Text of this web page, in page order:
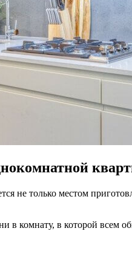
не только местом
в комнату, в которой всем